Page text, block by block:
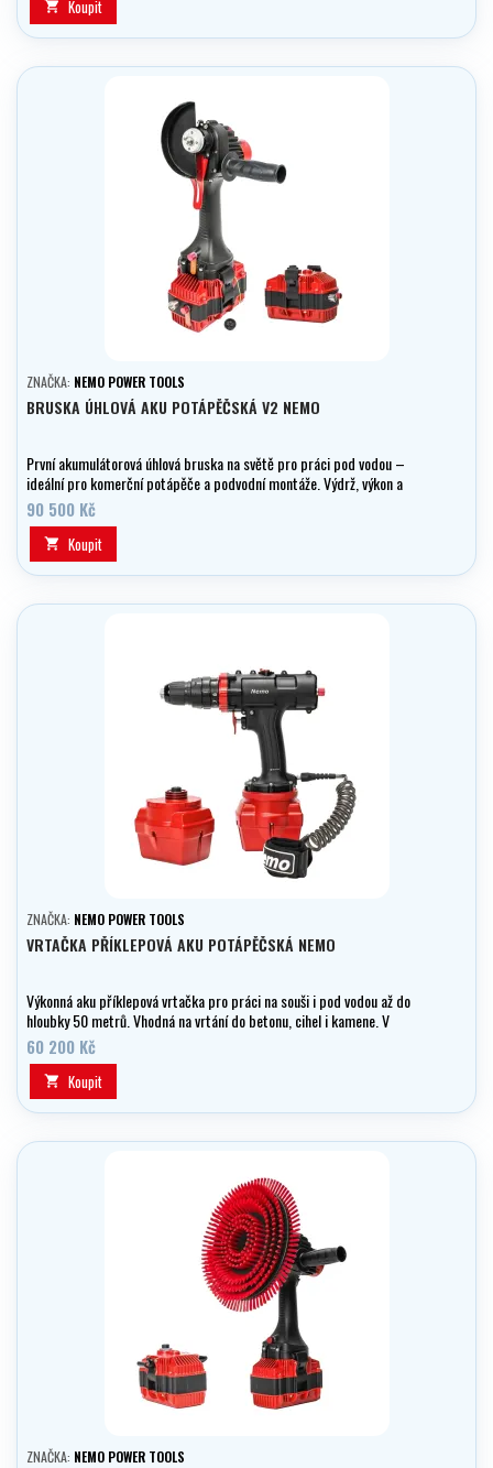
 Koupit
ZNAČKA: NEMO POWER TOOLS
BRUSKA ÚHLOVÁ AKU POTÁPĚČSKÁ V2 NEMO
První akumulátorová úhlová bruska na světě pro práci pod vodou –
ideální pro komerční potápěče a podvodní montáže. Výdrž, výkon a
výměna baterií i v hloubce. V balení 2 baterie.
90 500 Kč
 Koupit
ZNAČKA: NEMO POWER TOOLS
VRTAČKA PŘÍKLEPOVÁ AKU POTÁPĚČSKÁ NEMO
Výkonná aku příklepová vrtačka pro práci na souši i pod vodou až do
hloubky 50 metrů. Vhodná na vrtání do betonu, cihel i kamene. V
balení 2× baterie 18 V / 6 Ah.
60 200 Kč
 Koupit
ZNAČKA: NEMO POWER TOOLS